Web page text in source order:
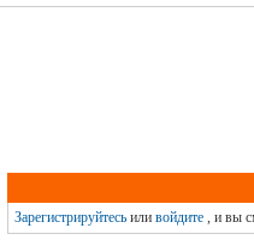
Зарегистрируйтесьили войдите, и вы